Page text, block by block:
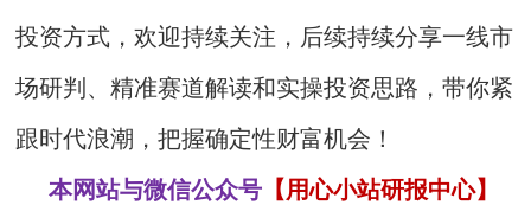
投资方式，欢迎持续关注，后续持续分享一线市
场研判、精准赛道解读和实操投资思路，带你紧
跟时代浪潮，把握确定性财富机会！
本网站与微信公众号 【用心小站研报中心】